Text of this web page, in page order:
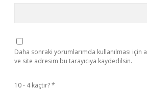
Daha sonraki yorumlarımda kullanılması için
ve site adresim bu tarayıcıya kaydedilsin.
10 - 4 kaçtır?*